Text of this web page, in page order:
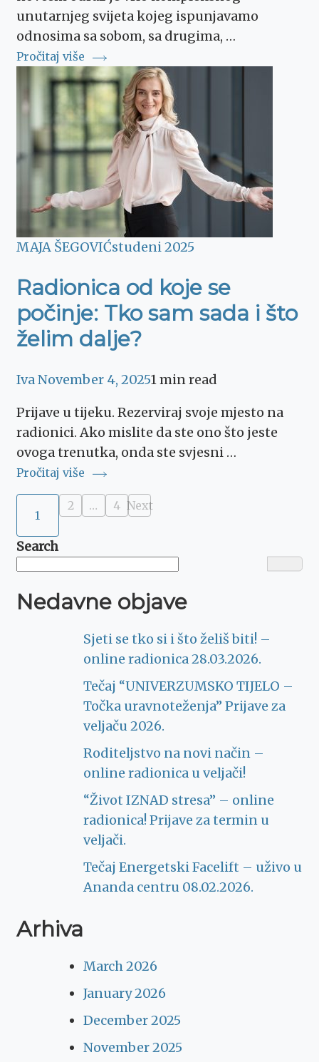
unutarnjeg svijeta kojeg ispunjavamo
odnosima sa sobom, sa drugima, …
Pročitaj više
MAJA ŠEGOVIĆstudeni 2025
Radionica od koje se
počinje: Tko sam sada i što
želim dalje?
IvaNovember 4, 20251 min read
Prijave u tijeku. Rezerviraj svoje mjesto na
radionici. Ako mislite da ste ono što jeste
ovoga trenutka, onda ste svjesni …
Pročitaj više
Posts
pagination
Page
1 Page
2 … Page
4 Next
Search
Nedavne objave
Sjeti se tko si i što želiš biti! –
online radionica 28.03.2026.
Tečaj “UNIVERZUMSKO TIJELO –
Točka uravnoteženja” Prijave za
veljaču 2026.
Roditeljstvo na novi način –
online radionica u veljači!
“Život IZNAD stresa” – online
radionica! Prijave za termin u
veljači.
Tečaj Energetski Facelift – uživo u
Ananda centru 08.02.2026.
Arhiva
March 2026
January 2026
December 2025
November 2025